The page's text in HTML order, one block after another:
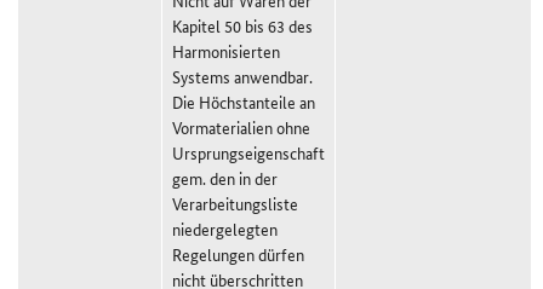
Kapitel 50 bis 63 des
Harmonisierten
Systems anwendbar.
Die Höchstanteile an
Vormaterialien ohne
Ursprungseigenschaft
gem. den in der
Verarbeitungsliste
niedergelegten
Regelungen dürfen
nicht überschritten